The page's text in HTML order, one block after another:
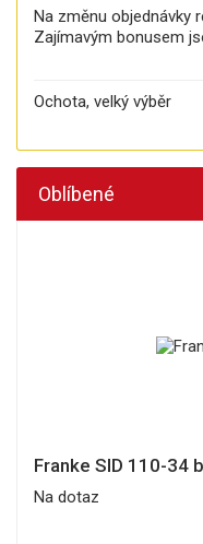
Na změnu objednávky
Zajímavým bonusem
Ochota, velký výběr
Oblíbené
Franke SID 110-34
Na dotaz